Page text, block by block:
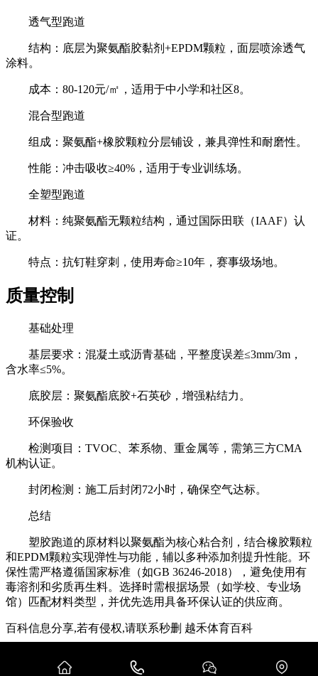
透气型跑道
结构：底层为聚氨酯胶黏剂+EPDM颗粒，面层喷涂透气
涂料。
成本：80-120元/㎡，适用于中小学和社区8。
混合型跑道
组成：聚氨酯+橡胶颗粒分层铺设，兼具弹性和耐磨性。
性能：冲击吸收≥40%，适用于专业训练场。
全塑型跑道
材料：纯聚氨酯无颗粒结构，通过国际田联（IAAF）认
证。
特点：抗钉鞋穿刺，使用寿命≥10年，赛事级场地。
质量控制
基础处理
基层要求：混凝土或沥青基础，平整度误差≤3mm/3m，
含水率≤5%。
底胶层：聚氨酯底胶+石英砂，增强粘结力。
环保验收
检测项目：TVOC、苯系物、重金属等，需第三方CMA
机构认证。
封闭检测：施工后封闭72小时，确保空气达标。
总结
塑胶跑道的原材料以聚氨酯为核心粘合剂，结合橡胶颗粒
和EPDM颗粒实现弹性与功能，辅以多种添加剂提升性能。环
保性需严格遵循国家标准（如GB 36246-2018），避免使用有
毒溶剂和劣质再生料。选择时需根据场景（如学校、专业场
馆）匹配材料类型，并优先选用具备环保认证的供应商。
百科信息分享,若有侵权,请联系秒删 越禾体育百科